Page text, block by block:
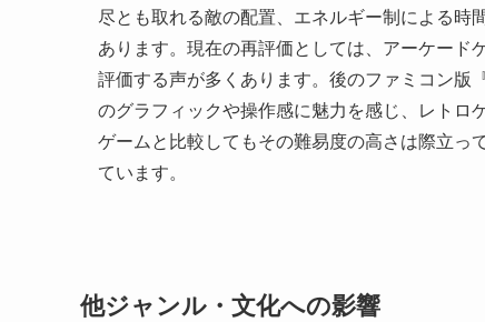
尽とも取れる敵の配置、エネルギー制による時
あります。現在の再評価としては、アーケード
評価する声が多くあります。後のファミコン版
のグラフィックや操作感に魅力を感じ、レトロ
ゲームと比較してもその難易度の高さは際立っ
ています。
他ジャンル・文化への影響